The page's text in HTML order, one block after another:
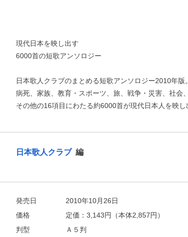
お支払いに進む
他にも商品を買う
現代日本を映し出す
6000首の短歌アンソロジー
日本歌人クラブのまとめる短歌アンソロジー2010年
病死、家族、教育・スポーツ、旅、戦争・災害、社会
その他の16項目にわたる約6000首が現代日本人を映し
日本歌人クラブ 編
発売日
2010年10月26日
価格
定価： 3,143円（本体2,857円）
判型
Ａ５判